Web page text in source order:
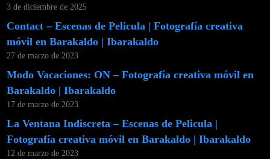
3 de diciembre de 2025
Contact – Escenas de Pelicula | Fotografía creativa
móvil en Barakaldo | Ibarakaldo
27 de marzo de 2023
Modo Vacaciones: ON – Fotografía creativa móvil en
Barakaldo | Ibarakaldo
17 de marzo de 2023
La Ventana Indiscreta – Escenas de Pelicula |
Fotografía creativa móvil en Barakaldo | Ibarakaldo
12 de marzo de 2023